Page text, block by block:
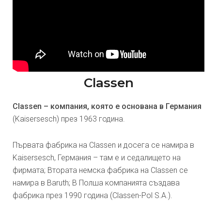
Classen
Classen – компания, която е основана в Германия
(Kaisersesch) през 1963 година.
Първата фабрика на Classen и досега се намира в
Kaisersesch, Германия – там е и седалището на
фирмата; Втората немска фабрика на Classen се
намира в Baruth; В Полша компанията създава
фабрика през 1990 година (Classen-Pol S.A.).